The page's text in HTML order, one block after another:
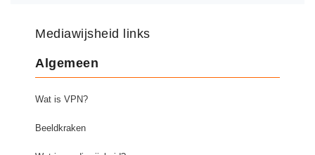
Schoolreisideeën
Schoolspullen
Sinterklaas
Daltononderwijs
Schoolspullen
Onderwijsvacatures
Mediawijsheid links
Algemeen
Wat is VPN?
Beeldkraken